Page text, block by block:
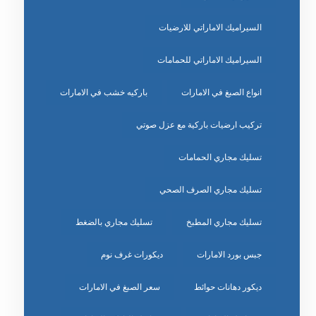
السيراميك الاماراتي للارضيات
السيراميك الاماراتي للحمامات
انواع الصبغ في الامارات باركيه خشب في الامارات
تركيب ارضيات باركية مع عزل صوتي
تسليك مجاري الحمامات
تسليك مجاري الصرف الصحي
تسليك مجاري المطبخ تسليك مجاري بالضغط
جبس بورد الامارات ديكورات غرف نوم
ديكور دهانات حوائط سعر الصبغ في الامارات